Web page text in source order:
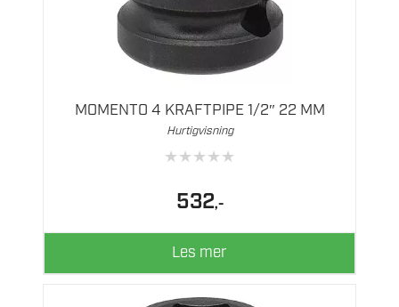
MOMENTO 4 KRAFTPIPE 1/2″ 22 MM
Hurtigvisning
★★★★★
532,-
Les mer